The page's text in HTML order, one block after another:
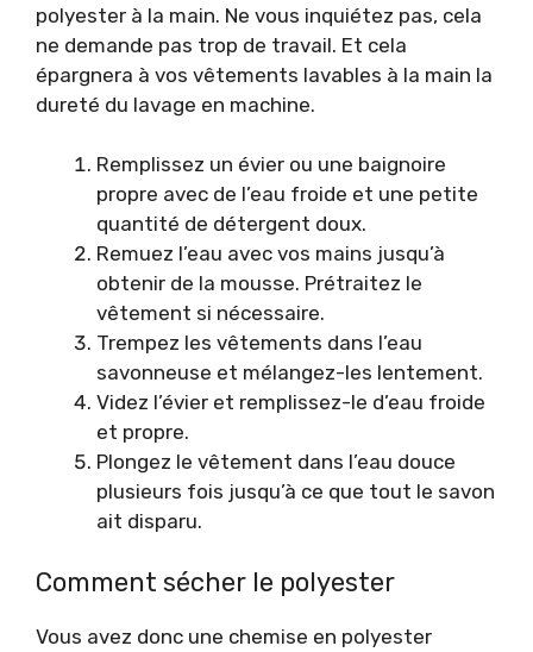
polyester à la main. Ne vous inquiétez pas, cela
ne demande pas trop de travail. Et cela
épargnera à vos vêtements lavables à la main la
dureté du lavage en machine.
Remplissez un évier ou une baignoire
propre avec de l’eau froide et une petite
quantité de détergent doux.
Remuez l’eau avec vos mains jusqu’à
obtenir de la mousse. Prétraitez le
vêtement si nécessaire.
Trempez les vêtements dans l’eau
savonneuse et mélangez-les lentement.
Videz l’évier et remplissez-le d’eau froide
et propre.
Plongez le vêtement dans l’eau douce
plusieurs fois jusqu’à ce que tout le savon
ait disparu.
Comment sécher le polyester
Vous avez donc une chemise en polyester